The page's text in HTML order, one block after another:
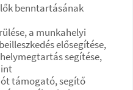
benntartásának
a munkahelyi
elősegítése,
segítése,
támogató, segítő